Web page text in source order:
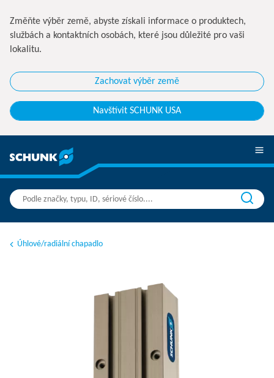
Změňte výběr země, abyste získali informace o produktech,
službách a kontaktních osobách, které jsou důležité pro vaši
lokalitu.
Zachovat výběr země
Navštívit SCHUNK USA
Úhlové/radiální chapadlo